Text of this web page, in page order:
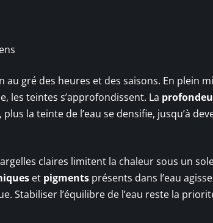
gré des heures et des saisons. En plein
les teintes s’approfondissent. La
la teinte de l’eau se densifie, jusqu’à
claires limitent la chaleur sous un
et pigments présents dans l’eau
Stabiliser l’équilibre de l’eau reste la